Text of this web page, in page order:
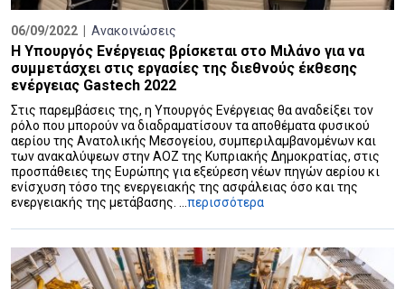
06/09/2022 | Ανακοινώσεις
Η Υπουργός Ενέργειας βρίσκεται στο Μιλάνο για να
συμμετάσχει στις εργασίες της διεθνούς έκθεσης
ενέργειας Gastech 2022
Στις παρεμβάσεις της, η Υπουργός Ενέργειας θα αναδείξει τον
ρόλο που μπορούν να διαδραματίσουν τα αποθέματα φυσικού
αερίου της Ανατολικής Μεσογείου, συμπεριλαμβανομένων και
των ανακαλύψεων στην ΑΟΖ της Κυπριακής Δημοκρατίας, στις
προσπάθειες της Ευρώπης για εξεύρεση νέων πηγών αερίου κι
ενίσχυση τόσο της ενεργειακής της ασφάλειας όσο και της
ενεργειακής της μετάβασης. ... περισσότερα